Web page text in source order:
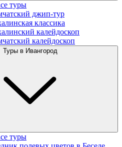
туры
джип-тур
классика
калейдоскоп
калейдоскоп
Туры в Ивангород
туры